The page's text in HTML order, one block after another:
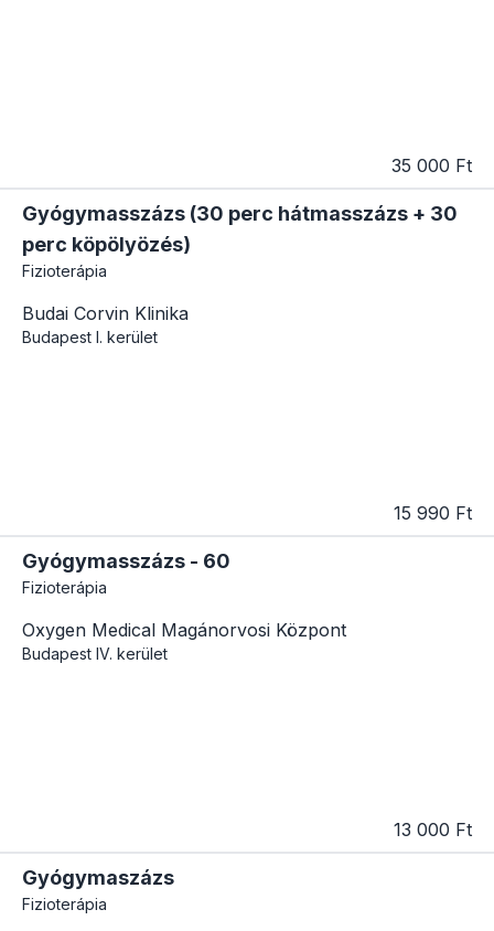
35 000 Ft
Gyógymasszázs (30 perc hátmasszázs + 30
perc köpölyözés)
Fizioterápia
Budai Corvin Klinika
Budapest I. kerület
15 990 Ft
Gyógymasszázs - 60
Fizioterápia
Oxygen Medical Magánorvosi Központ
Budapest IV. kerület
13 000 Ft
Gyógymaszázs
Fizioterápia